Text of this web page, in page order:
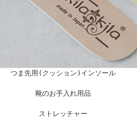
つま先用(クッション)インソール
靴のお手入れ用品
ストレッチャー